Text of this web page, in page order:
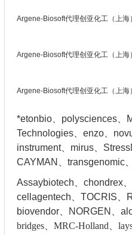
Argene-Biosoft代理创亚化工（上海
Argene-Biosoft代理创亚化工（上海
Argene-Biosoft代理创亚化工（上海
*etonbio、polysciences、
Technologies、enzo、
instrument、mirus、
CAYMAN、transgenomic
Assaybiotech、chondrex
cellagentech、TOCRIS、
biovendor、NORGEN、a
bridges、MRC-Holland、